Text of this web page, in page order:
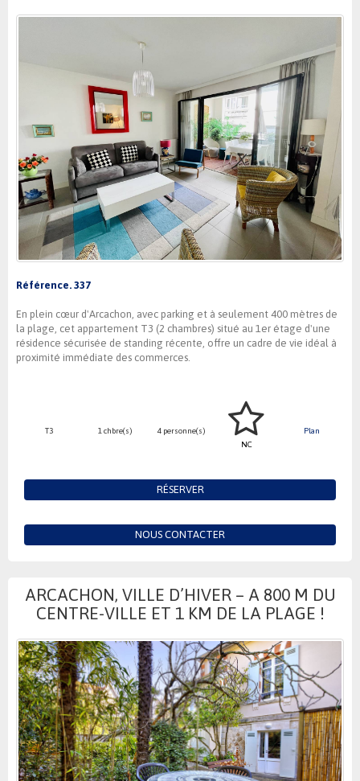
Référence. 337
En plein cœur d'Arcachon, avec parking et à seulement 400 mètres de
la plage, cet appartement T3 (2 chambres) situé au 1er étage d'une
résidence sécurisée de standing récente, offre un cadre de vie idéal à
proximité immédiate des commerces.
T3 1 chbre(s)
4 personne(s)
NC
Plan
RÉSERVER
NOUS CONTACTER
ARCACHON, VILLE D’HIVER – A 800 M DU
CENTRE-VILLE ET 1 KM DE LA PLAGE !